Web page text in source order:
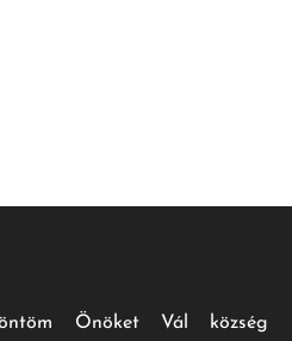
Önöket Vál község